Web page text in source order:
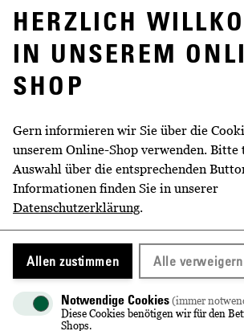
HERZLICH
IN UNSEREM
SHOP
Gern informieren wir Sie über die
unserem Online-Shop verwenden. Bitte
Auswahl über die entsprechenden
Informationen finden Sie in unserer
Datenschutzerklärung.
Allen zustimmen Alle verweigern
Notwendige Cookies (immer
Diese Cookies benötigen wir für den
Shops.
keine Abstellgenehmigungen möglich,
KEINE PACKSTATIONEN / KEINE
ABSTELLGENEHMIGUNG
Bitte beachten Sie, dass eine
DHL etc. nicht möglich ist.
Es sind keine Abstellgenehmigungen
Übergabe nur persönlich erfolgt.
VERKAUF VOR ORT
Gern können Sie unser Erlebnisweingut
direkt bei uns einkaufen. Adresse &
Verkauf im Weingut